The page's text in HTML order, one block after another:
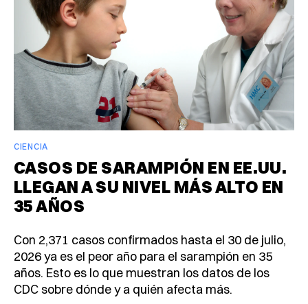
CIENCIA
CASOS DE SARAMPIÓN EN EE.UU.
LLEGAN A SU NIVEL MÁS ALTO EN
35 AÑOS
Con 2,371 casos confirmados hasta el 30 de julio,
2026 ya es el peor año para el sarampión en 35
años. Esto es lo que muestran los datos de los
CDC sobre dónde y a quién afecta más.